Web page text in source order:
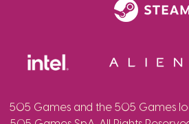
505 Games and the 505 Games